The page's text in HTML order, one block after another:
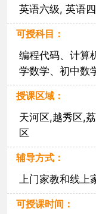
英语六级, 英语
可授科目：
编程代码、计算
学数学、初中数
授课区域：
天河区,越秀区,
区
辅导方式：
上门家教和线上
可授课时间：